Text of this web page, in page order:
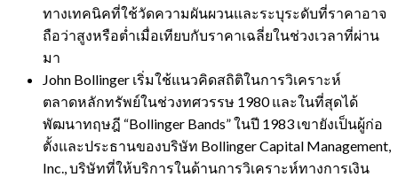
ทางเทคนิคที่ใช้วัดความผันผวนและระบุระดับที่ราคาอาจ
ถือว่าสูงหรือต่ำเมื่อเทียบกับราคาเฉลี่ยในช่วงเวลาที่ผ่าน
มา
John Bollinger เริ่มใช้แนวคิดสถิติในการวิเคราะห์
ตลาดหลักทรัพย์ในช่วงทศวรรษ 1980 และในที่สุดได้
พัฒนาทฤษฎี “Bollinger Bands” ในปี 1983 เขายังเป็นผู้ก่อ
ตั้งและประธานของบริษัท Bollinger Capital Management,
Inc., บริษัทที่ให้บริการในด้านการวิเคราะห์ทางการเงิน